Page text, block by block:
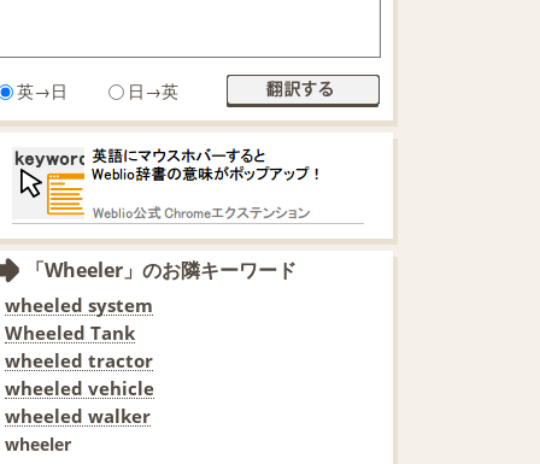
英→日 日→英
「Wheeler」のお隣キーワード
wheeled system
Wheeled Tank
wheeled tractor
wheeled vehicle
wheeled walker
wheeler